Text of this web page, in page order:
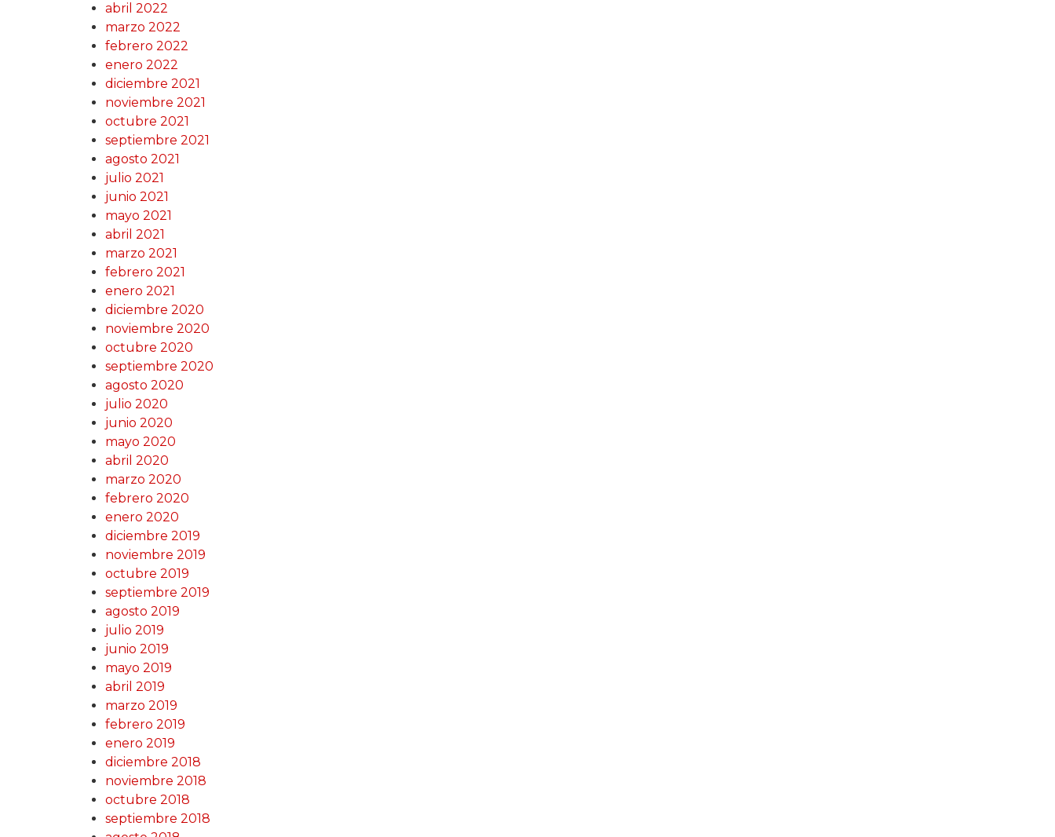
abril 2022
marzo 2022
febrero 2022
enero 2022
diciembre 2021
noviembre 2021
octubre 2021
septiembre 2021
agosto 2021
julio 2021
junio 2021
mayo 2021
abril 2021
marzo 2021
febrero 2021
enero 2021
diciembre 2020
noviembre 2020
octubre 2020
septiembre 2020
agosto 2020
julio 2020
junio 2020
mayo 2020
abril 2020
marzo 2020
febrero 2020
enero 2020
diciembre 2019
noviembre 2019
octubre 2019
septiembre 2019
agosto 2019
julio 2019
junio 2019
mayo 2019
abril 2019
marzo 2019
febrero 2019
enero 2019
diciembre 2018
noviembre 2018
octubre 2018
septiembre 2018